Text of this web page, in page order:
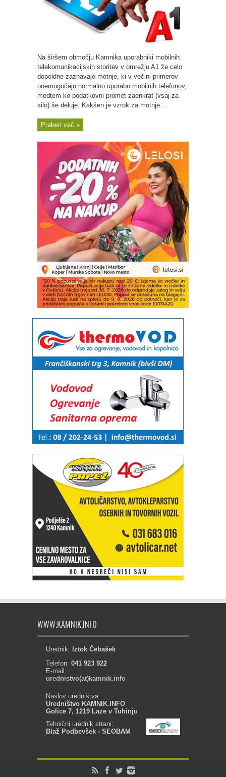
Na širšem območju Kamnika uporabniki mobilnih
telekomunikacijskih storitev v omrežju A1 že celo
dopoldne zaznavajo motnje, ki v večini primerov
onemogočajo normalno uporabo mobilnih telefonov,
medtem ko podatkovni promet zaenkrat (vsaj za
silo) še deluje. Kakšen je vzrok za motnje ...
Preberi več »
WWW.KAMNIK.INFO
Urednik: Iztok Čebašek
Telefon: 041 923 922
E-mail:
urednistvo(at)kamnik.info
Naslov uredništva:
Uredništvo KAMNIK.INFO
Golice 7, 1219 Laze v Tuhinju
Tehnični urednik strani:
Blaž Podbevšek - SEOBAM